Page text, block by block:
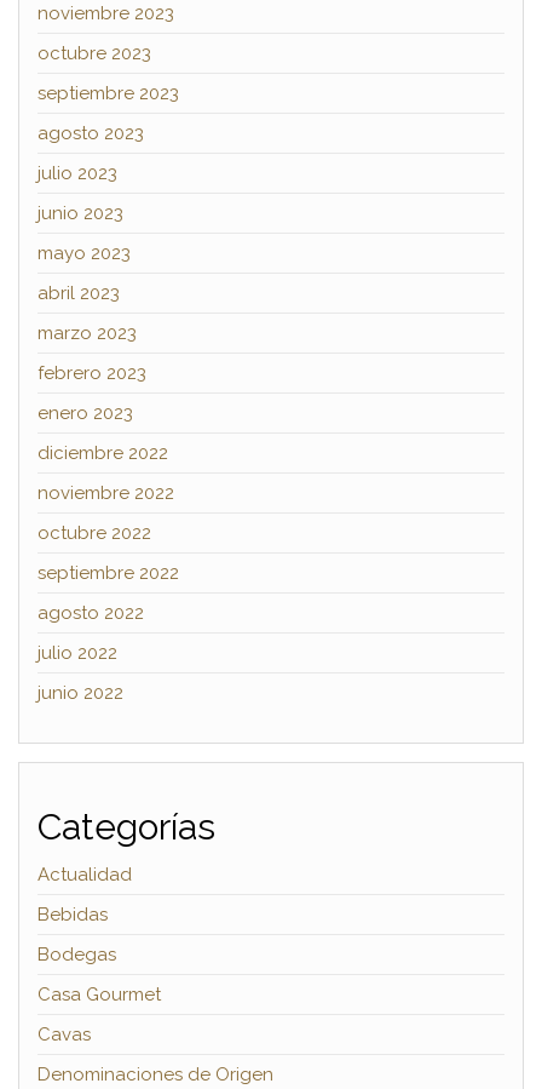
noviembre 2023
octubre 2023
septiembre 2023
agosto 2023
julio 2023
junio 2023
mayo 2023
abril 2023
marzo 2023
febrero 2023
enero 2023
diciembre 2022
noviembre 2022
octubre 2022
septiembre 2022
agosto 2022
julio 2022
junio 2022
Categorías
Actualidad
Bebidas
Bodegas
Casa Gourmet
Cavas
Denominaciones de Origen